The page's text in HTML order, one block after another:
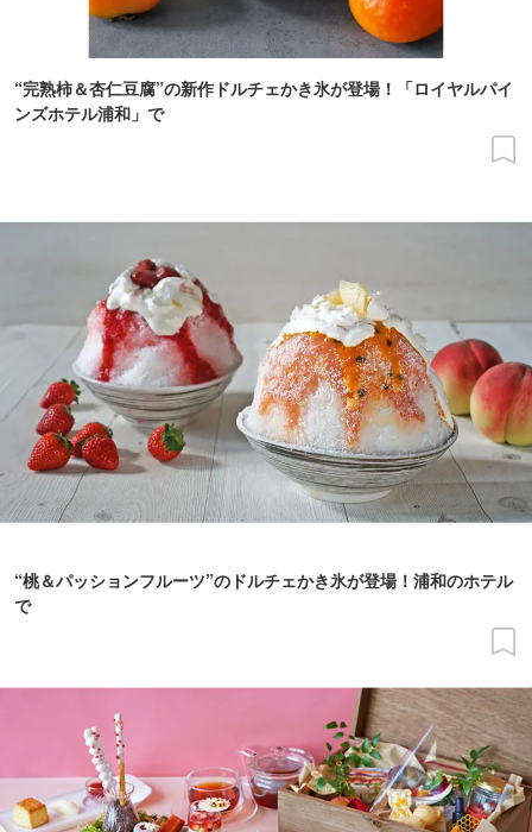
“完熟柿＆杏仁豆腐”の新作ドルチェかき氷が登場！「ロイヤルパイ
ンズホテル浦和」で
“桃＆パッションフルーツ”のドルチェかき氷が登場！浦和のホテル
で